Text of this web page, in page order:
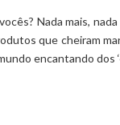
Nada mais,
que cheiram
encantando dos